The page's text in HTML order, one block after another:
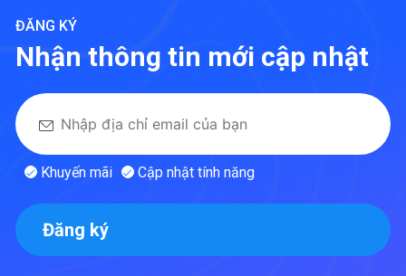
ĐĂNG KÝ
Nhận thông tin mới cập nhật
Khuyến mãi Cập nhật tính năng
Đăng ký